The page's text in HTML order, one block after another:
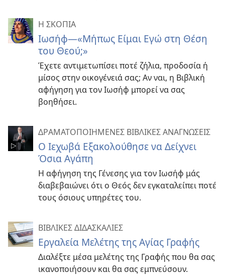
Η ΣΚΟΠΙΑ
Ιωσήφ—«Μήπως Είμαι Εγώ στη Θέση
του Θεού;»
Έχετε αντιμετωπίσει ποτέ ζήλια, προδοσία ή
μίσος στην οικογένειά σας; Αν ναι, η Βιβλική
αφήγηση για τον Ιωσήφ μπορεί να σας
βοηθήσει.
ΔΡΑΜΑΤΟΠΟΙΗΜΕΝΕΣ ΒΙΒΛΙΚΕΣ ΑΝΑΓΝΩΣΕΙΣ
Ο Ιεχωβά Εξακολούθησε να Δείχνει
Όσια Αγάπη
Η αφήγηση της Γένεσης για τον Ιωσήφ μάς
διαβεβαιώνει ότι ο Θεός δεν εγκαταλείπει ποτέ
τους όσιους υπηρέτες του.
ΒΙΒΛΙΚΕΣ ΔΙΔΑΣΚΑΛΙΕΣ
Εργαλεία Μελέτης της Αγίας Γραφής
Διαλέξτε μέσα μελέτης της Γραφής που θα σας
ικανοποιήσουν και θα σας εμπνεύσουν.